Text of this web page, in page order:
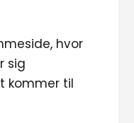
hvor
sig
kommer til